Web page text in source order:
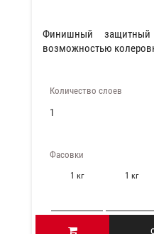
Финишный
возможностью
Количество слоев
1
Фасовки
1 кг 1 кг